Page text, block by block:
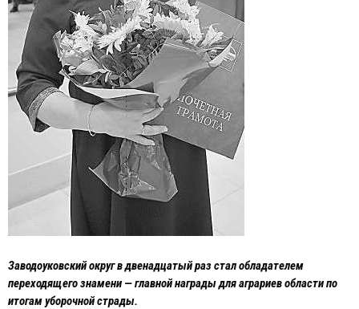
Заводоуковский округ в двенадцатый раз стал обладателем
переходящего знамени — главной награды для аграриев области по
итогам уборочной страды.